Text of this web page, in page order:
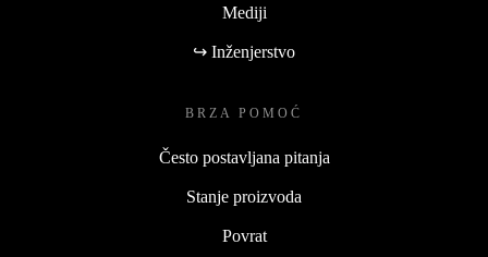
Mediji
↪ Inženjerstvo
BRZA POMOĆ
Često postavljana pitanja
Stanje proizvoda
Povrat